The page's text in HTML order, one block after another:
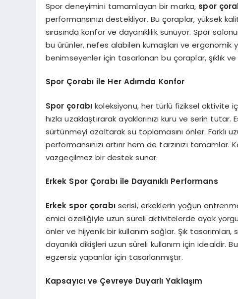
Spor deneyimini tamamlayan bir marka, spor
performansınızı destekliyor. Bu çoraplar, yüksek
sırasında konfor ve dayanıklılık sunuyor. Spor
bu ürünler, nefes alabilen kumaşları ve ergonomik
benimseyenler için tasarlanan bu çoraplar, şıklık
Spor Çorabı ile Her Adımda Konfor
Spor çorabı koleksiyonu, her türlü fiziksel aktivite
hızla uzaklaştırarak ayaklarınızı kuru ve serin
sürtünmeyi azaltarak su toplamasını önler. Farklı
performansınızı artırır hem de tarzınızı
vazgeçilmez bir destek sunar.
Erkek Spor Çorabı ile Dayanıklı Performans
Erkek spor çorabıserisi, erkeklerin yoğun
emici özelliğiyle uzun süreli aktivitelerde ayak
önler ve hijyenik bir kullanım sağlar. Şık
dayanıklı dikişleri uzun süreli kullanım için
egzersiz yapanlar için tasarlanmıştır.
Kapsayıcı ve Çevreye Duyarlı Yaklaşım